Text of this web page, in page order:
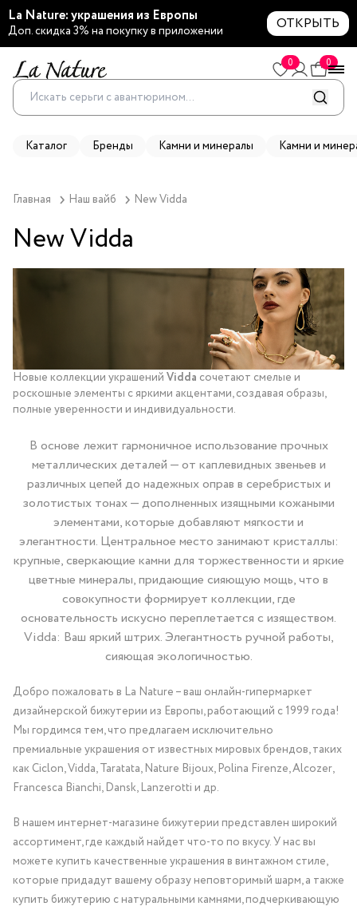
La Nature: украшения из Европы
Доп. скидка 3% на покупку в приложении ОТКРЫТЬ
0 0
Каталог Бренды Камни и минералы Камни и
Главная Наш вайб New Vidda
New Vidda
Новые коллекции украшений Vidda сочетают смелые и
роскошные элементы с яркими акцентами, создавая образы,
полные уверенности и индивидуальности.
В основе лежит гармоничное использование прочных
металлических деталей — от каплевидных звеньев и
различных цепей до надежных оправ в серебристых и
золотистых тонах — дополненных изящными кожаными
элементами, которые добавляют мягкости и
элегантности. Центральное место занимают кристаллы:
крупные, сверкающие камни для торжественности и яркие
цветные минералы, придающие сияющую мощь, что в
совокупности формирует коллекции, где
основательность искусно переплетается с изяществом.
Vidda: Ваш яркий штрих. Элегантность ручной работы,
сияющая экологичностью.
Добро пожаловать в La Nature – ваш онлайн-гипермаркет
дизайнерской бижутерии из Европы, работающий с 1999 года!
Мы гордимся тем, что предлагаем исключительно
премиальные украшения от известных мировых брендов, таких
как Ciclon, Vidda, Taratata, Nature Bijoux, Polina Firenze, Alcozer,
Francesca Bianchi, Dansk, Lanzerotti и др.
В нашем интернет-магазине бижутерии представлен широкий
ассортимент, где каждый найдет что-то по вкусу. У нас вы
можете купить качественные украшения в винтажном стиле,
которые придадут вашему образу неповторимый шарм, а также
купить бижутерию с натуральными камнями, подчеркивающую